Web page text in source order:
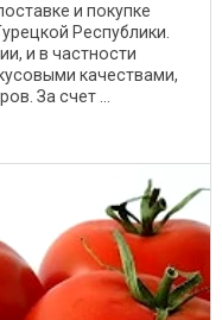
и покупке
Республики.
и в частности
качествами,
За счет ...